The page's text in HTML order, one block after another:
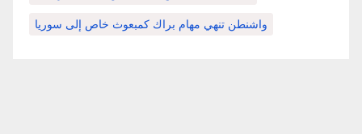
واشنطن تنهي مهام براك كمبعوث خاص إلى سوريا